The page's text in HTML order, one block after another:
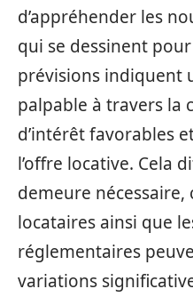
d’appréhender les
qui se dessinent
prévisions indiquent
palpable à travers la
d’intérêt favorables
l’offre locative. Cela
demeure nécessaire,
locataires ainsi que
réglementaires
variations